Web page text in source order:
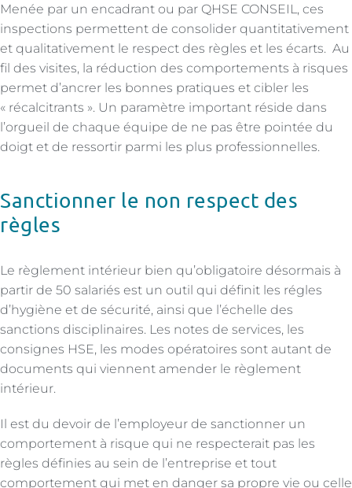
Menée par un encadrant ou par QHSE CONSEIL, ces
inspections permettent de consolider quantitativement
et qualitativement le respect des règles et les écarts. Au
fil des visites, la réduction des comportements à risques
permet d’ancrer les bonnes pratiques et cibler les
« récalcitrants ». Un paramètre important réside dans
l’orgueil de chaque équipe de ne pas être pointée du
doigt et de ressortir parmi les plus professionnelles.
Sanctionner le non respect des
règles
Le règlement intérieur bien qu’obligatoire désormais à
partir de 50 salariés est un outil qui définit les régles
d’hygiène et de sécurité, ainsi que l’échelle des
sanctions disciplinaires. Les notes de services, les
consignes HSE, les modes opératoires sont autant de
documents qui viennent amender le règlement
intérieur.
Il est du devoir de l’employeur de sanctionner un
comportement à risque qui ne respecterait pas les
règles définies au sein de l’entreprise et tout
comportement qui met en danger sa propre vie ou celle